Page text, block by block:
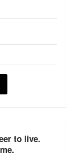
to live.